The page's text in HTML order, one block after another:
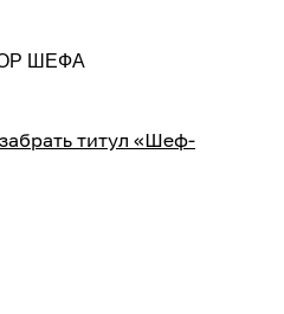
ШЕФА
титул «Шеф-